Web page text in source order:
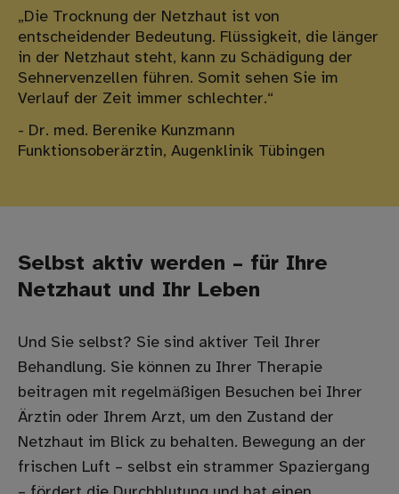
„Die Trocknung der Netzhaut ist von
entscheidender Bedeutung. Flüssigkeit, die länger
in der Netzhaut steht, kann zu Schädigung der
Sehnervenzellen führen. Somit sehen Sie im
Verlauf der Zeit immer schlechter.“
- Dr. med. Berenike Kunzmann
Funktionsoberärztin, Augenklinik Tübingen
Selbst aktiv werden – für Ihre
Netzhaut und Ihr Leben
Und Sie selbst? Sie sind aktiver Teil Ihrer
Behandlung. Sie können zu Ihrer Therapie
beitragen mit regelmäßigen Besuchen bei Ihrer
Ärztin oder Ihrem Arzt, um den Zustand der
Netzhaut im Blick zu behalten. Bewegung an der
frischen Luft – selbst ein strammer Spaziergang